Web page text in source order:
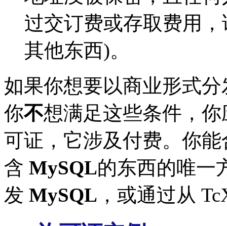
过交订费或存取费用
其他东西)。
如果你想要以商业形式
你不想满足这些条件，
可证，它涉及付费。你
含 MySQL的东西的唯一
发 MySQL ，或通过从